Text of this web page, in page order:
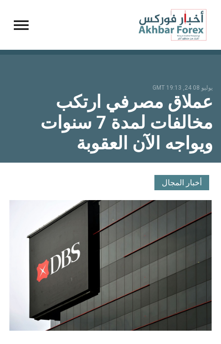
يوليو 08 24, 19:13 GMT
عملاق مصرفي ارتكب
مخالفات لمدة 7 سنوات
ويواجه الآن العقوبة
أخبار المجال